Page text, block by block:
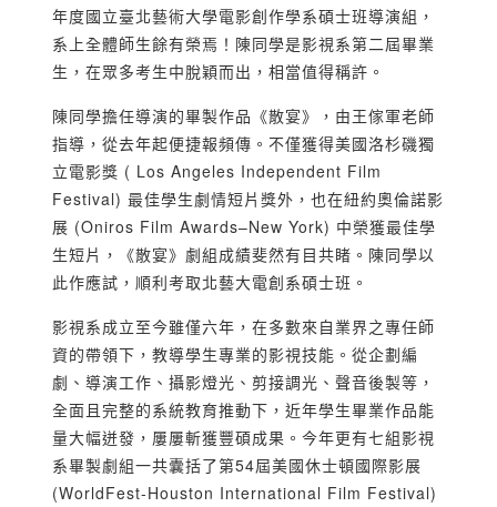
年度國立臺北藝術大學電影創作學系碩士班導演組，
系上全體師生餘有榮焉！陳同學是影視系第二屆畢業
生，在眾多考生中脫穎而出，相當值得稱許。
陳同學擔任導演的畢製作品《散宴》，由王傢軍老師
指導，從去年起便捷報頻傳。不僅獲得美國洛杉磯獨
立電影獎 ( Los Angeles Independent Film
Festival) 最佳學生劇情短片獎外，也在紐約奧倫諾影
展 (Oniros Film Awards–New York) 中榮獲最佳學
生短片，《散宴》劇組成績斐然有目共睹。陳同學以
此作應試，順利考取北藝大電創系碩士班。
影視系成立至今雖僅六年，在多數來自業界之專任師
資的帶領下，教導學生專業的影視技能。從企劃編
劇、導演工作、攝影燈光、剪接調光、聲音後製等，
全面且完整的系統教育推動下，近年學生畢業作品能
量大幅迸發，屢屢斬獲豐碩成果。今年更有七組影視
系畢製劇組一共囊括了第54屆美國休士頓國際影展
(WorldFest-Houston International Film Festival)